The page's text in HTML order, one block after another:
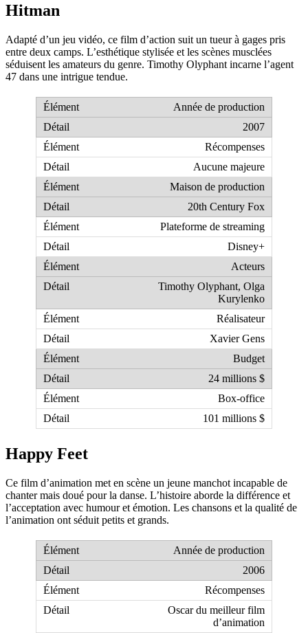
Hitman
Adapté d’un jeu vidéo, ce film d’action suit un tueur à gages pris
entre deux camps. L’esthétique stylisée et les scènes musclées
séduisent les amateurs du genre. Timothy Olyphant incarne l’agent
47 dans une intrigue tendue.
Année de production
2007
Récompenses
Aucune majeure
Maison de production
20th Century Fox
Plateforme de streaming
Disney+
Acteurs
Timothy Olyphant, Olga
Kurylenko
Réalisateur
Xavier Gens
Budget
24 millions $
Box-office
101 millions $
Happy Feet
Ce film d’animation met en scène un jeune manchot incapable de
chanter mais doué pour la danse. L’histoire aborde la différence et
l’acceptation avec humour et émotion. Les chansons et la qualité de
l’animation ont séduit petits et grands.
Année de production
2006
Récompenses
Oscar du meilleur film
d’animation